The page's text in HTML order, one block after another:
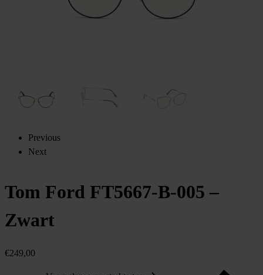
Previous
Next
Tom Ford FT5667-B-005 –
Zwart
€249,00